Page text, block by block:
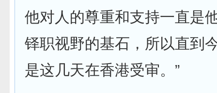
他对人的尊重和支持一直是
铎职视野的基石，所以直到
是这几天在香港受审。”